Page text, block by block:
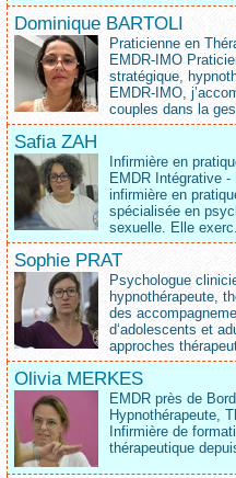
Dominique BARTOLI
Praticienne en
EMDR-IMO
stratégique,
EMDR-IMO,
couples dans la
Safia ZAH
Infirmière en
EMDR Intégrative
infirmière en
spécialisée en
sexuelle. Elle
Sophie PRAT
Psychologue
hypnothérapeute,
des
d‘adolescents et
approches
Olivia MERKES
EMDR près de
Hypnothérapeute,
Infirmière de
thérapeutique